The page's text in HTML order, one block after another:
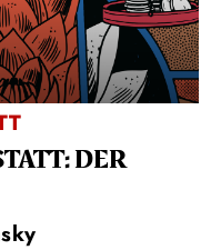
DER